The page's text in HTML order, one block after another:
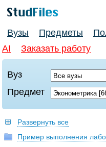
Вузы Предметы
AI
Заказать работу
Вуз
Предмет
Развернуть все
Пример выполнения